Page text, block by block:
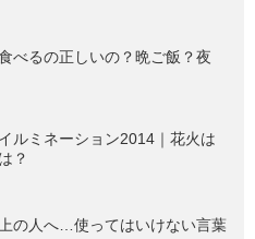
べるの正しいの？晩ご飯？夜
ルミネーション2014｜花火は
？
の人へ…使ってはいけない言葉